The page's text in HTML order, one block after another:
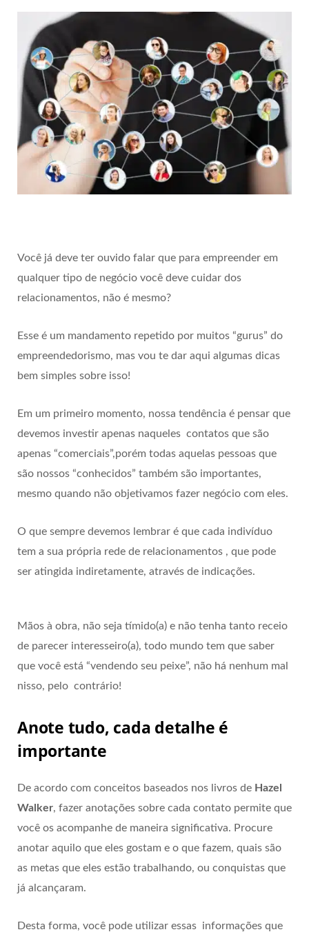
Você já deve ter ouvido falar que para empreender em
qualquer tipo de negócio você deve cuidar dos
relacionamentos, não é mesmo?
Esse é um mandamento repetido por muitos “gurus” do
empreendedorismo, mas vou te dar aqui algumas dicas
bem simples sobre isso!
Em um primeiro momento, nossa tendência é pensar que
devemos investir apenas naqueles contatos que são
apenas “comerciais”,porém todas aquelas pessoas que
são nossos “conhecidos” também são importantes,
mesmo quando não objetivamos fazer negócio com eles.
O que sempre devemos lembrar é que cada indivíduo
tem a sua própria rede de relacionamentos , que pode
ser atingida indiretamente, através de indicações.
Mãos à obra, não seja tímido(a) e não tenha tanto receio
de parecer interesseiro(a), todo mundo tem que saber
que você está “vendendo seu peixe”, não há nenhum mal
nisso, pelo contrário!
Anote tudo, cada detalhe é
importante
De acordo com conceitos baseados nos livros de Hazel
Walker, fazer anotações sobre cada contato permite que
você os acompanhe de maneira significativa. Procure
anotar aquilo que eles gostam e o que fazem, quais são
as metas que eles estão trabalhando, ou conquistas que
já alcançaram.
Desta forma, você pode utilizar essas informações que